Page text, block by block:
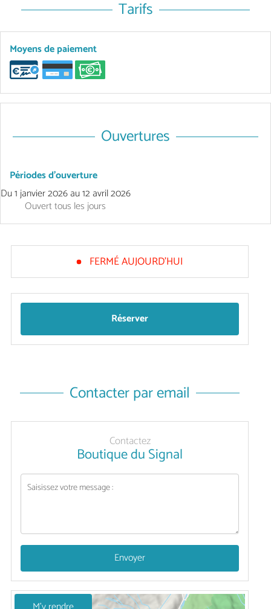
Tarifs
Moyens de paiement
Ouvertures
Périodes d'ouverture
Du1 janvier 2026au12 avril 2026
Ouverttous les jours
FERMÉ AUJOURD'HUI
Réserver
Contacter par email
Contactez
Boutique du Signal
Envoyer